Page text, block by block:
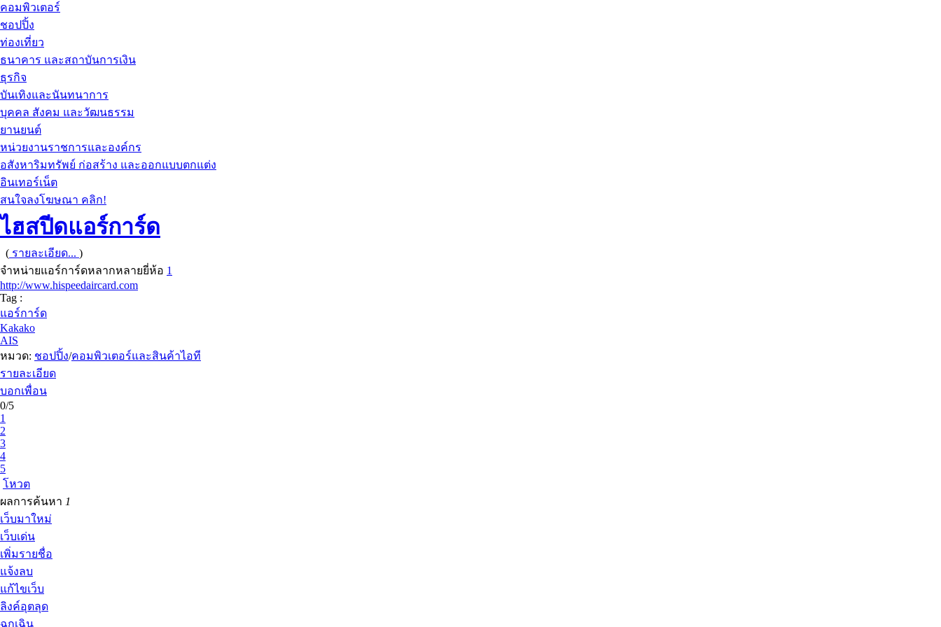
คอมพิวเตอร์
ชอปปิ้ง
ท่องเที่ยว
ธนาคาร และสถาบันการเงิน
ธุรกิจ
บันเทิงและนันทนาการ
บุคคล สังคม และวัฒนธรรม
ยานยนต์
หน่วยงานราชการและองค์กร
อสังหาริมทรัพย์ ก่อสร้าง และออกแบบตกแต่ง
อินเทอร์เน็ต
สนใจลงโฆษณา คลิก!
ไฮสปีดแอร์การ์ด
( รายละเอียด... )
จำหน่ายแอร์การ์ดหลากหลายยี่ห้อ 1
http://www.hispeedaircard.com
Tag :
แอร์การ์ด
Kakako
AIS
หมวด: ชอปปิ้ง/คอมพิวเตอร์และสินค้าไอที
รายละเอียด
บอกเพื่อน
0/5
1
2
3
4
5
โหวต
ผลการค้นหา 1
เว็บมาใหม่
เว็บเด่น
เพิ่มรายชื่อ
แจ้งลบ
แก้ไขเว็บ
ลิงค์อุตลุด
ฉุกเฉิน